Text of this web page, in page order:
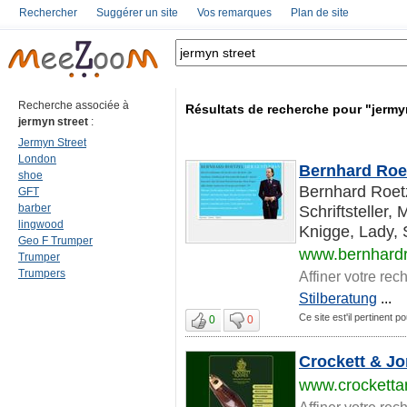
Rechercher Suggérer un site Vos remarques Plan de site
Recherche associée à
jermyn street :
Jermyn Street
London
shoe
GFT
barber
lingwood
Geo F Trumper
Trumper
Trumpers
Résultats de recherche pour
Bernhard
Bernhard
Schriftsteller,
Knigge, Lady,
Affiner votre
Stilberatung ...
0 0 Ce site est'il pertinent
Crockett &